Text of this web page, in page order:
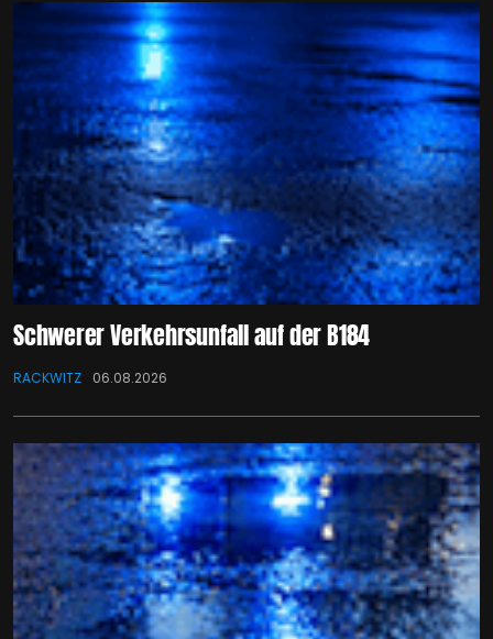
Schwerer Verkehrsunfall auf der B184
RACKWITZ 06.08.2026